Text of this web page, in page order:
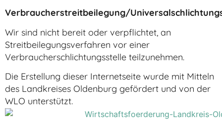
Verbraucherstreitbeilegung/
Wir sind nicht bereit oder verpflichtet, an
Streitbeilegungsverfahren vor einer
Verbraucherschlichtungsstelle teilzunehmen.
Die Erstellung dieser Internetseite wurde mit Mitteln
des Landkreises Oldenburg gefördert und von der
WLO unterstützt.